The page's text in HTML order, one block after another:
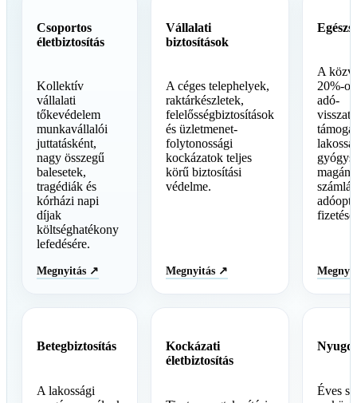
Csoportos
életbiztosítás
Kollektív
vállalati
tőkevédelem
munkavállalói
juttatásként,
nagy összegű
balesetek,
tragédiák és
kórházi napi
díjak
költséghatékony
lefedésére.
Megnyitás ↗
Vállalati
biztosítások
A céges telephelyek,
raktárkészletek,
felelősségbiztosítások
és üzletmenet-
folytonossági
kockázatok teljes
körű biztosítási
védelme.
Megnyitás ↗
A
20%-
adó-
számlák
Betegbiztosítás
A lakossági
Kockázati
életbiztosítás
Éves